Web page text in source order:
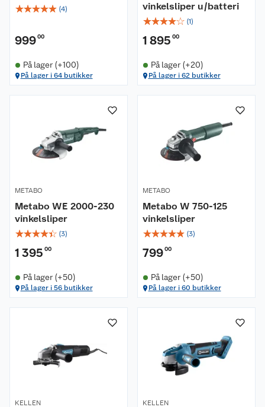
☆☆☆☆☆ (4)
99900
På lager (+100)
På lager i 64 butikker
vinkelsliper u/batteri
☆☆☆☆☆ (1)
1 895 00
På lager (+20)
På lager i 62 butikker
METABO
Metabo WE 2000-230
vinkelsliper
☆☆☆☆☆ (3)
1 395 00
På lager (+50)
På lager i 56 butikker
METABO
Metabo W 750-125
vinkelsliper
☆☆☆☆☆ (3)
79900
På lager (+50)
På lager i 60 butikker
KELLEN KELLEN